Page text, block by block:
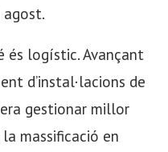
és logístic. Avançant
d’instal·lacions de
gestionar millor
massificació en